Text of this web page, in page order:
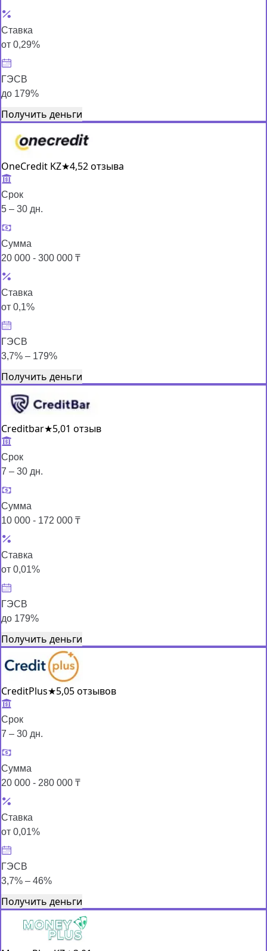
Ставка
от 0,29%
ГЭСВ
до 179%
Получить деньги
OneCredit KZ★4,52 отзыва
Срок
5 – 30 дн.
Сумма
20 000 - 300 000 ₸
Ставка
от 0,1%
ГЭСВ
3,7% – 179%
Получить деньги
Creditbar★5,01 отзыв
Срок
7 – 30 дн.
Сумма
10 000 - 172 000 ₸
Ставка
от 0,01%
ГЭСВ
до 179%
Получить деньги
CreditPlus★5,05 отзывов
Срок
7 – 30 дн.
Сумма
20 000 - 280 000 ₸
Ставка
от 0,01%
ГЭСВ
3,7% – 46%
Получить деньги